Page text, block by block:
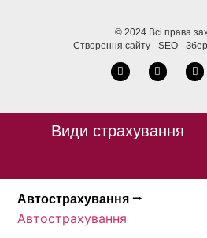
© 2024 Всі права
- Створення сайту - SEO -
Види страхування
Автострахування ⭢
Автострахування